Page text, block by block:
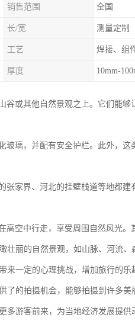
销售范围 全国
长/宽 测量定制
工艺 焊接、组
厚度 10mm-
或其他自然景观之上。它们能够
璃，并配有安全护栏。此外，这
家界、河北的挂壁栈道等地都建
空中行走，享受周围自然风光。
丽的自然景观，如山脉、河流、
一定的心理挑战，增加旅行的乐
的拍摄机会，能够拍摄到许多美
游客前来，为当地经济发展提供